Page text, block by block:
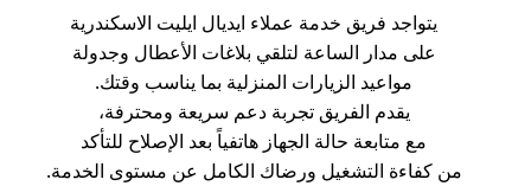
يتواجد فريق خدمة عملاء ايديال ايليت الاسكندرية
على مدار الساعة لتلقي بلاغات الأعطال وجدولة
مواعيد الزيارات المنزلية بما يناسب وقتك.
يقدم الفريق تجربة دعم سريعة ومحترفة،
مع متابعة حالة الجهاز هاتفياً بعد الإصلاح للتأكد
من كفاءة التشغيل ورضاك الكامل عن مستوى الخدمة.